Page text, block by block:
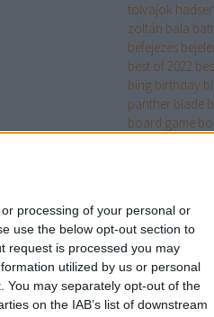
processing of your personal or
use the below opt-out section to
request is processed you may
utilized by us or personal
You may separately opt-out of the
on the IAB’s list of downstream
tolvajok
zoltán bala
befejezés
best of 2022
bing birthday
panther blade
board game
és a csokigyár
Nolan
chucky hewitt
clickbaitcoco
cooperaTALK
csokicsuja imre